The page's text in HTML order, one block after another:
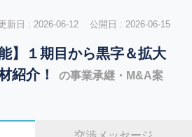
新日 : 2026-06-12 公開日 : 2026-06-15
】１期目から黒字＆拡大
紹介！
の事業承継・M&A案